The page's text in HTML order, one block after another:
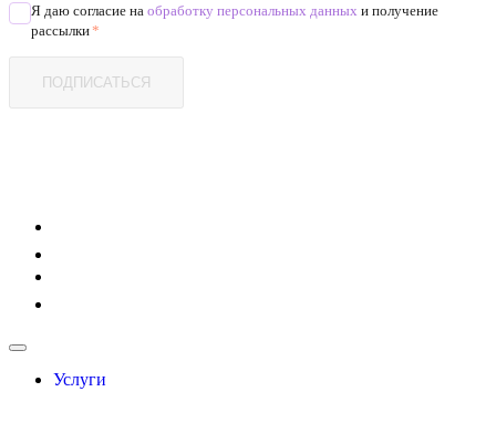
Я даю согласие на обработку персональных данных и получение
рассылки*
ПОДПИСАТЬСЯ
Услуги